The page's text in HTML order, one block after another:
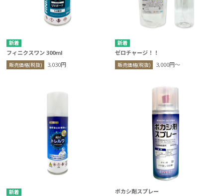
フィニクスワン 300ml
販売価格(税抜) 3,030円
ゼロチャージ！！
販売価格(税抜) 3,000円〜
ボカシ剤スプレー